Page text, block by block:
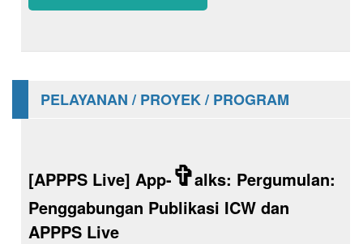
PELAYANAN / PROYEK / PROGRAM
[APPPS Live] App-✞alks: Pergumulan:
Penggabungan Publikasi ICW dan
APPPS Live